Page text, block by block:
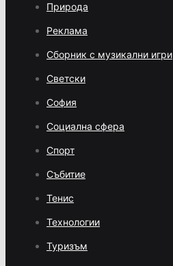
Природа
Реклама
Сборник с музикални игри
Светски
София
Социална сфера
Спорт
Събитие
Тенис
Технологии
Туризъм